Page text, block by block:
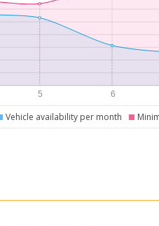
Vehicle availability per month